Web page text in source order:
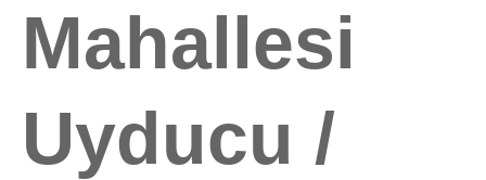
Mahallesi
Uyducu /